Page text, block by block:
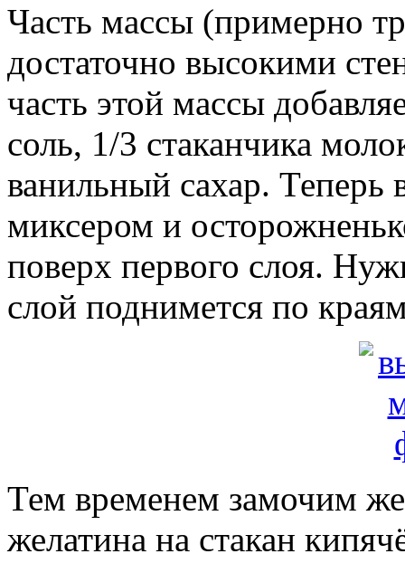
Часть массы (примерно
достаточно высокими
часть этой массы
соль, 1/3 стаканчика
ванильный сахар.
миксером и
поверх первого слоя.
слой поднимется по
Тем временем замочим
желатина на стакан